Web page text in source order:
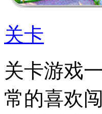
关卡
关卡游戏
常的喜欢